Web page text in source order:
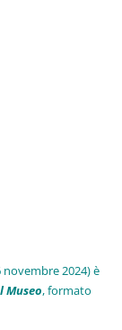
novembre 2024) è
Museo, formato